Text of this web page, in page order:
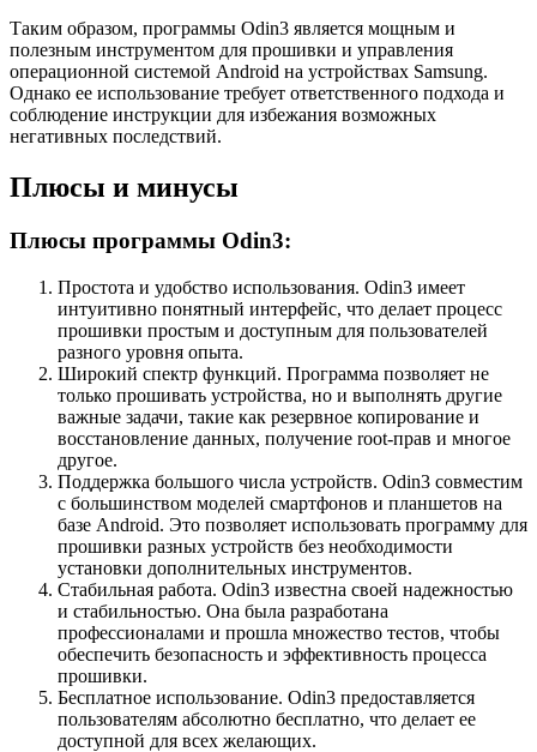
Таким образом, программы Odin3 является мощным и
полезным инструментом для прошивки и управления
операционной системой Android на устройствах Samsung.
Однако ее использование требует ответственного подхода и
соблюдение инструкции для избежания возможных
негативных последствий.
Плюсы и минусы
Плюсы программы Odin3:
Простота и удобство использования. Odin3 имеет
интуитивно понятный интерфейс, что делает процесс
прошивки простым и доступным для пользователей
разного уровня опыта.
Широкий спектр функций. Программа позволяет не
только прошивать устройства, но и выполнять другие
важные задачи, такие как резервное копирование и
восстановление данных, получение root-прав и многое
другое.
Поддержка большого числа устройств. Odin3 совместим
с большинством моделей смартфонов и планшетов на
базе Android. Это позволяет использовать программу для
прошивки разных устройств без необходимости
установки дополнительных инструментов.
Стабильная работа. Odin3 известна своей надежностью
и стабильностью. Она была разработана
профессионалами и прошла множество тестов, чтобы
обеспечить безопасность и эффективность процесса
прошивки.
Бесплатное использование. Odin3 предоставляется
пользователям абсолютно бесплатно, что делает ее
доступной для всех желающих.